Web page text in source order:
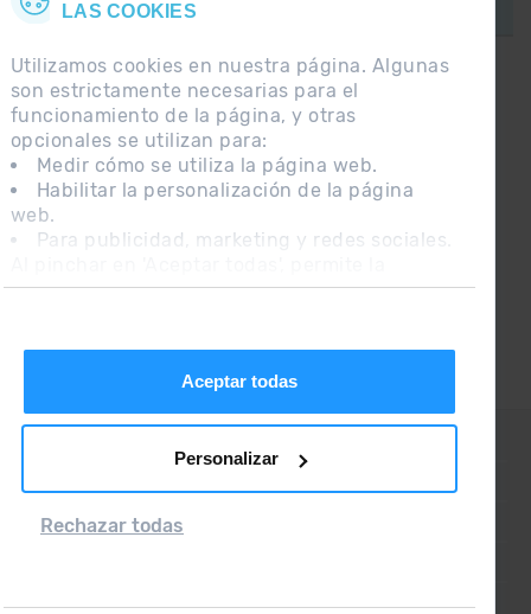
LAS COOKIES
Utilizamos cookies en nuestra página. Algunas
son estrictamente necesarias para el
funcionamiento de la página, y otras
opcionales se utilizan para:
Medir cómo se utiliza la página web.
Habilitar la personalización de la página
web.
Para publicidad, marketing y redes sociales.
instalación de las cookies. Si prefieres
Aceptar todas
Personalizar
Rechazar todas
¡CONECTA CON
GRANDVALIRA!
Síguenos en las Redes Sociales y
entérate de lo último el primero :)
NOTA LEGAL